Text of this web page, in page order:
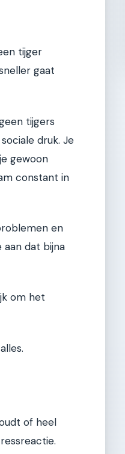
tijger
gaat
tijgers
druk. Je
gewoon
constant in
en
dat bijna
om het
of heel